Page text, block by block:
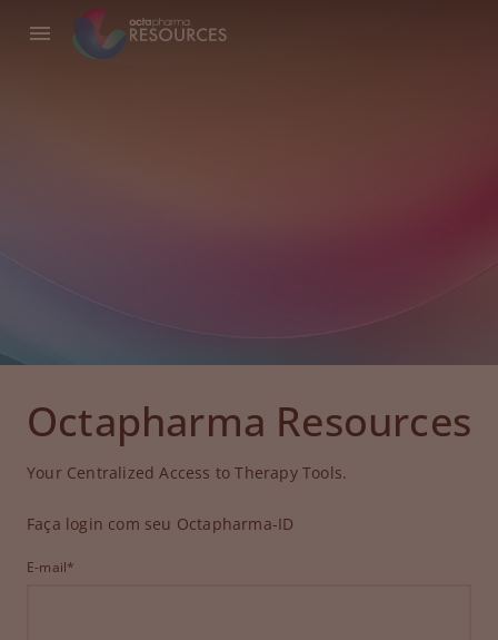
Octapharma Resources
Your Centralized Access to Therapy Tools.
Faça login com seu Octapharma-ID
E-mail*